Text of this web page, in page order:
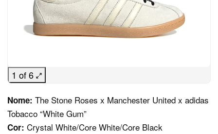
1 of 6
Nome: The Stone Roses x Manchester United x adidas
Tobacco “White Gum”
Cor: Crystal White/Core White/Core Black